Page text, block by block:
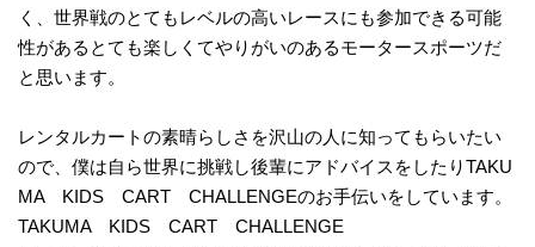
く、世界戦のとてもレベルの高いレースにも参加できる可能
性があるとても楽しくてやりがいのあるモータースポーツだ
と思います。
レンタルカートの素晴らしさを沢山の人に知ってもらいたい
ので、僕は自ら世界に挑戦し後輩にアドバイスをしたりTAKU
MA KIDS CART CHALLENGEのお手伝いをしています。
TAKUMA KIDS CART CHALLENGE